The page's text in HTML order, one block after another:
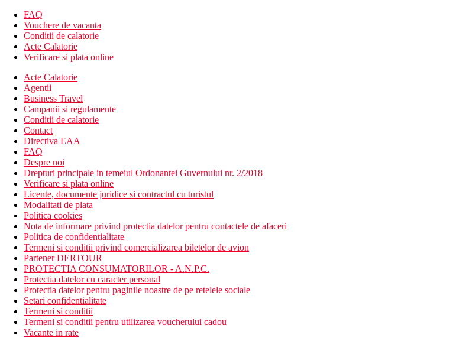
FAQ
Vouchere de vacanta
Conditii de calatorie
Acte Calatorie
Verificare si plata online
Acte Calatorie
Agentii
Business Travel
Campanii si regulamente
Conditii de calatorie
Contact
Directiva EAA
FAQ
Despre noi
Drepturi principale in temeiul Ordonantei Guvernului nr. 2/2018
Verificare si plata online
Licente, documente juridice si contractul cu turistul
Modalitati de plata
Politica cookies
Nota de informare privind protectia datelor pentru contactele de afaceri
Politica de confidentialitate
Termeni si conditii privind comercializarea biletelor de avion
Partener DERTOUR
PROTECTIA CONSUMATORILOR - A.N.P.C.
Protectia datelor cu caracter personal
Protectia datelor pentru paginile noastre de pe retelele sociale
Setari confidentialitate
Termeni si conditii
Termeni si conditii pentru utilizarea voucherului cadou
Vacante in rate